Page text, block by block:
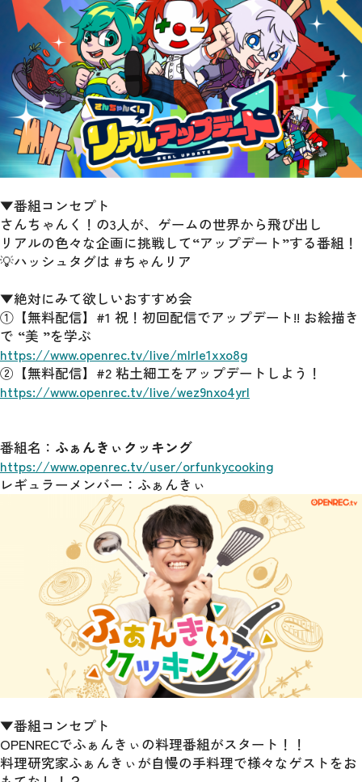
▼番組コンセプト
さんちゃんく！の3人が、ゲームの世界から飛び出し
リアルの色々な企画に挑戦して“アップデート”する番組！
💡ハッシュタグは #ちゃんリア
▼絶対にみて欲しいおすすめ会
①【無料配信】#1 祝！初回配信でアップデート!! お絵描き
で “美 ”を学ぶ
https://www.openrec.tv/live/mlrle1xxo8g
②【無料配信】#2 粘土細工をアップデートしよう！
https://www.openrec.tv/live/wez9nxo4yrl
番組名： ふぁんきぃクッキング
https://www.openrec.tv/user/orfunkycooking
レギュラーメンバー：ふぁんきぃ
▼番組コンセプト
OPENRECでふぁんきぃの料理番組がスタート！！
料理研究家ふぁんきぃが自慢の手料理で様々なゲストをお